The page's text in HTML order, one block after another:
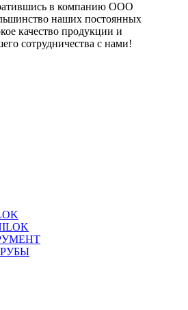
в компанию ООО
наших постоянных
качество продукции и
сотрудничества с нами!